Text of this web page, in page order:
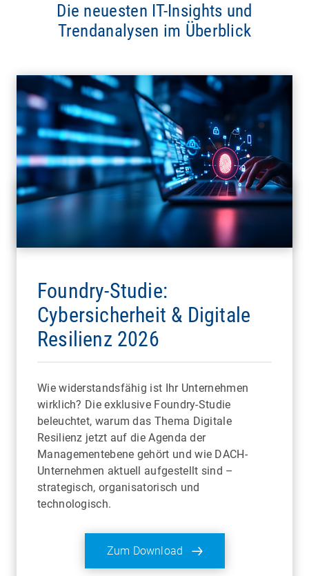
Die neuesten IT-Insights und
Trendanalysen im Überblick
Foundry-Studie:
Cybersicherheit & Digitale
Resilienz 2026
Wie widerstandsfähig ist Ihr Unternehmen
wirklich? Die exklusive Foundry-Studie
beleuchtet, warum das Thema Digitale
Resilienz jetzt auf die Agenda der
Managementebene gehört und wie DACH-
Unternehmen aktuell aufgestellt sind –
strategisch, organisatorisch und
technologisch.
Zum Download